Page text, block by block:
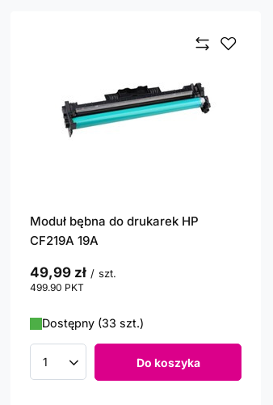
Moduł bębna do drukarek HP
CF219A 19A
49,99 zł / szt.
499.90 PKT
Dostępny (33 szt.)
Ilość produktów Do koszyka